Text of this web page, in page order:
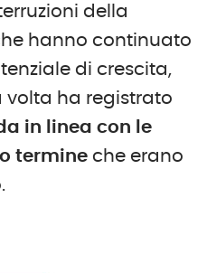
della
hanno continuato
di crescita,
volta ha registrato
in linea con le
termine che erano